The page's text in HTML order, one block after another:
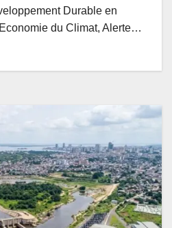
Durable en
du Climat, Alerte…